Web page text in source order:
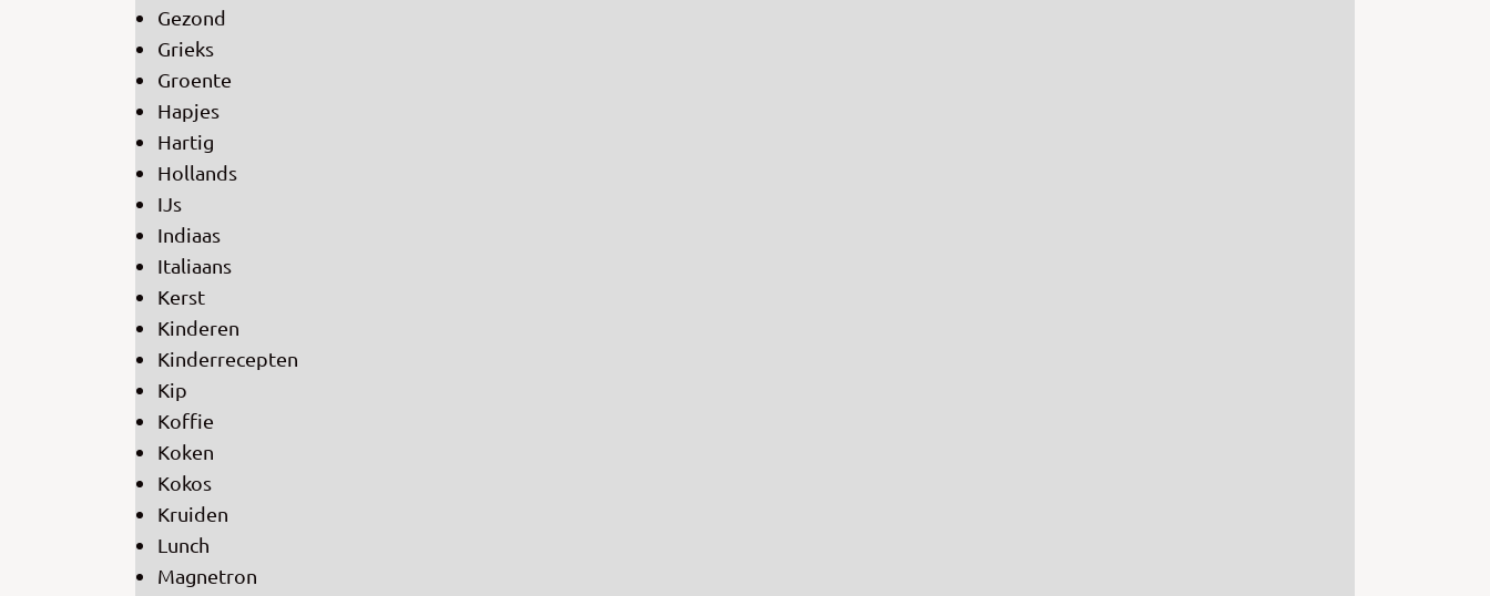
Gezond
Grieks
Groente
Hapjes
Hartig
Hollands
IJs
Indiaas
Italiaans
Kerst
Kinderen
Kinderrecepten
Kip
Koffie
Koken
Kokos
Kruiden
Lunch
Magnetron